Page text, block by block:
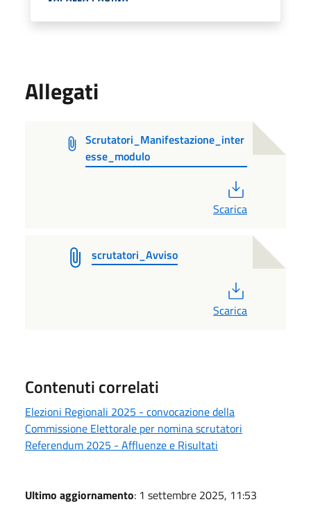
Allegati
Scrutatori_Manifestazione_inter
esse_modulo
Scarica
scrutatori_Avviso
Scarica
Contenuti correlati
Elezioni Regionali 2025 - convocazione della
Commissione Elettorale per nomina scrutatori
Referendum 2025 - Affluenze e Risultati
Ultimo aggiornamento: 1 settembre 2025, 11:53